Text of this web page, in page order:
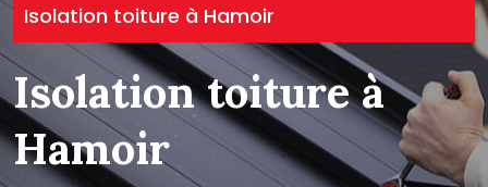
Isolation toiture à Hamoir
Isolation toiture à
Hamoir